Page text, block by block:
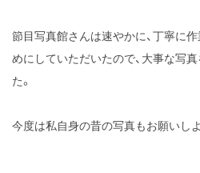
節目写真館さんは速やかに、丁寧に
めにしていただいたので、大事な写
た。
今度は私自身の昔の写真もお願いし